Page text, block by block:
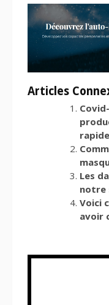
Articles
Les
notre
Voici
avoir